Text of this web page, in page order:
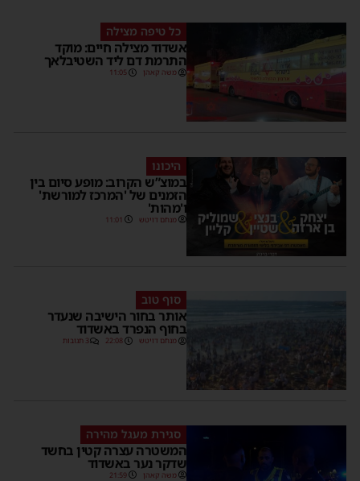
כל טיפה מצילה
אשדוד מצילה חיים: מוקד
התרמת דם ליד השטיבלאך
משה קאהן 11:05
היכונו
במוצ”ש הקרוב: מופע סיום בין
הזמנים של 'המרכז למורשת'
ו'מהות'
מנחם דויטש 11:01
סוף טוב
אותר בחור הישיבה שנעדר
בחוף הנפרד באשדוד
מנחם דויטש 22:08 3 תגובות
סגירת מעגל מהירה
המשטרה עצרה קטין בחשד
שדקר נער באשדוד
משה קאהן 21:59